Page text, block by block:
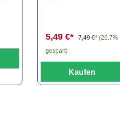
5,49 €*
7,49 €* (26.7%
gespart)
Kaufen